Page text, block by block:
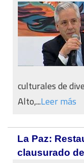
culturales de
Alto,...Leer más
La Paz:
clausurado